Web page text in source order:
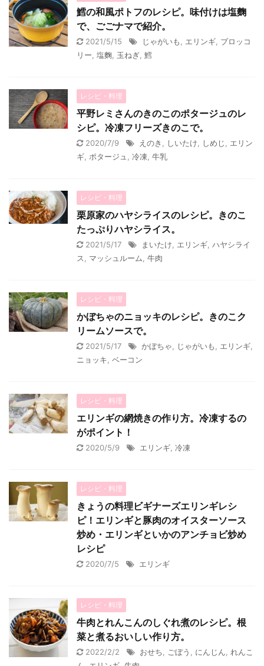
鱈の和風ポトフのレシピ。味付けは塩麴
で、ごごナマで紹介。
2021/5/15 じゃがいも エリンギ ブロッコ
リー 塩麴 玉ねぎ 鱈
レシピ・料理
平野レミさんのきのこのポタージュのレ
シピ。冷凍フリーズきのこで。
2020/7/9 えのき しいたけ しめじ
エリン
ギ ポタージュ 冷凍 牛乳
レシピ・料理
栗原家のハヤシライスのレシピ。きのこ
たっぷりハヤシライス。
2021/5/17 まいたけ エリンギ ハヤシライ
ス
マッシュルーム 牛肉
レシピ・料理
かぼちゃのニョッキのレシピ。きのこク
リームソースで。
2021/5/17 かぼちゃ じゃがいも エリンギ
ニョッキ ベーコン
レシピ・料理
エリンギの網焼きの作り方。冷凍するの
がポイント！
2020/5/9 エリンギ 冷凍
レシピ・料理
きょうの料理ビギナーズエリンギレシ
ピ！エリンギと豚肉のオイスターソース
炒め・エリンギといかのアンチョビ炒め
レシピ
2020/7/5 エリンギ
レシピ・料理
牛肉とれんこんのしぐれ煮のレシピ。根
菜と煮るおいしい作り方。
2022/2/2 おせち ごぼう にんじん
れんこ